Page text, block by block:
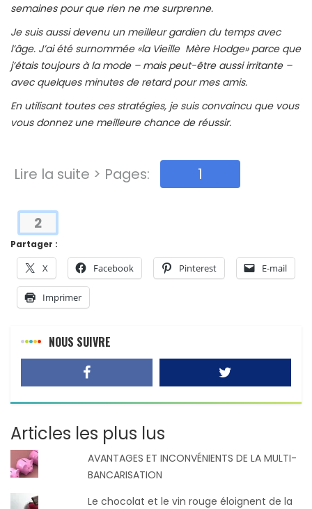
semaines pour que rien ne me surprenne.
Je suis aussi devenu un meilleur gardien du temps avec
l’âge. J’ai été surnommée «la Vieille Mère Hodge» parce que
j’étais toujours à la mode – mais peut-être aussi irritante –
avec quelques minutes de retard pour mes amis.
En utilisant toutes ces stratégies, je suis convaincu que vous
vous donnez une meilleure chance de réussir.
Partager :
X Facebook Pinterest E-mail
Imprimer
Lire la suite > Pages: 1
2
NOUS SUIVRE
Articles les plus lus
AVANTAGES ET INCONVÉNIENTS DE LA MULTI-
BANCARISATION
Le chocolat et le vin rouge éloignent de la